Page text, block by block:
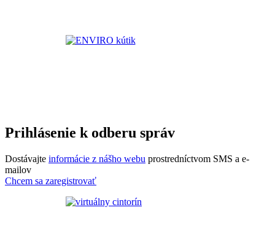
Prihlásenie k odberu správ
Dostávajte informácie z nášho webu prostredníctvom SMS a e-
mailov
Chcem sa zaregistrovať